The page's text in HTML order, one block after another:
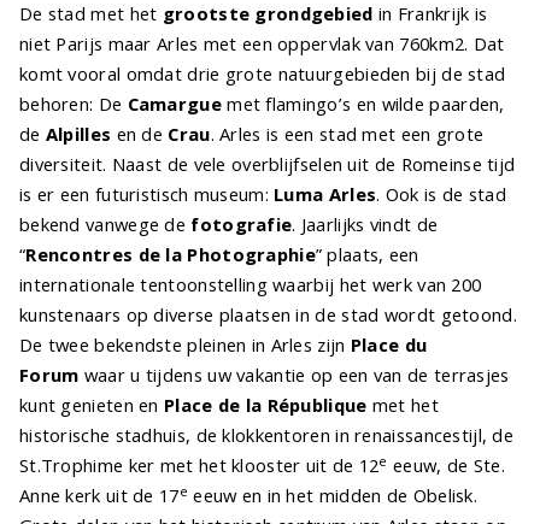
De stad met het grootste grondgebied in Frankrijk is
niet Parijs maar Arles met een oppervlak van 760km2. Dat
komt vooral omdat drie grote natuurgebieden bij de stad
behoren: De Camarguemet flamingo’s en wilde paarden,
de Alpilles en de Crau. Arles is een stad met een grote
diversiteit. Naast de vele overblijfselen uit de Romeinse tijd
is er een futuristisch museum: Luma Arles. Ook is de stad
bekend vanwege de fotografie. Jaarlijks vindt de
“Rencontres de la Photographie” plaats, een
internationale tentoonstelling waarbij het werk van 200
kunstenaars op diverse plaatsen in de stad wordt getoond.
De twee bekendste pleinen in Arles zijn Place du
Forum waar u tijdens uw vakantie op een van de terrasjes
kunt genieten en Place de la République met het
historische stadhuis, de klokkentoren in renaissancestijl, de
St.Trophime ker met het klooster uit de 12e eeuw, de Ste.
Anne kerk uit de 17e eeuw en in het midden de Obelisk.